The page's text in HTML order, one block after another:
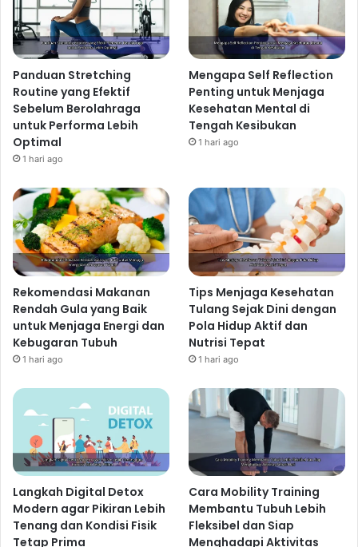
Panduan Stretching
Routine yang Efektif
Sebelum Berolahraga
untuk Performa Lebih
Optimal
1 hari ago
Mengapa Self Reflection
Penting untuk Menjaga
Kesehatan Mental di
Tengah Kesibukan
1 hari ago
Rekomendasi Makanan
Rendah Gula yang Baik
untuk Menjaga Energi dan
Kebugaran Tubuh
1 hari ago
Tips Menjaga Kesehatan
Tulang Sejak Dini dengan
Pola Hidup Aktif dan
Nutrisi Tepat
1 hari ago
Langkah Digital Detox
Modern agar Pikiran Lebih
Tenang dan Kondisi Fisik
Tetap Prima
Cara Mobility Training
Membantu Tubuh Lebih
Fleksibel dan Siap
Menghadapi Aktivitas